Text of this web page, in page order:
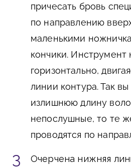
причесать бровь
по направлению
маленькими
кончики.
горизонтально,
линии контура. Так
излишнюю длину
непослушные, то те
проводятся по
Очерчена нижняя